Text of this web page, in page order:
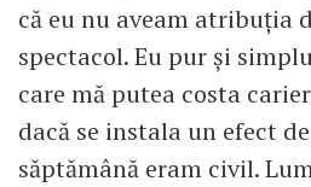
că eu nu aveam atribuția
spectacol. Eu pur și
care mă putea costa
dacă se instala un efect
săptămână eram civil.